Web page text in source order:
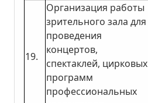
19.
Организация работы
зрительного зала для
проведения
концертов,
спектаклей, цирковых
программ
профессиональных